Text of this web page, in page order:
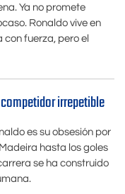
Ya no promete
Ronaldo vive en
fuerza, pero el
irrepetible
es su obsesión por
hasta los goles
se ha construido